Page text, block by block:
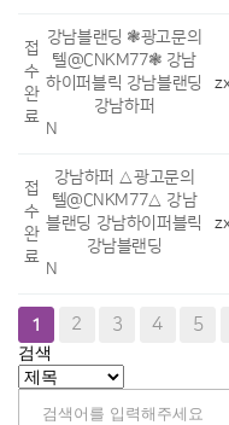
접
수
완
료
강남블랜딩 ❃광고문의
텔@CNKM77❃ 강남
하이퍼블릭 강남블랜딩
강남하퍼
N
접
수
완
료
강남하퍼 △광고문의
텔@CNKM77△ 강남
블랜딩 강남하이퍼블릭
강남블랜딩
N
1 2 3 4 5
검색